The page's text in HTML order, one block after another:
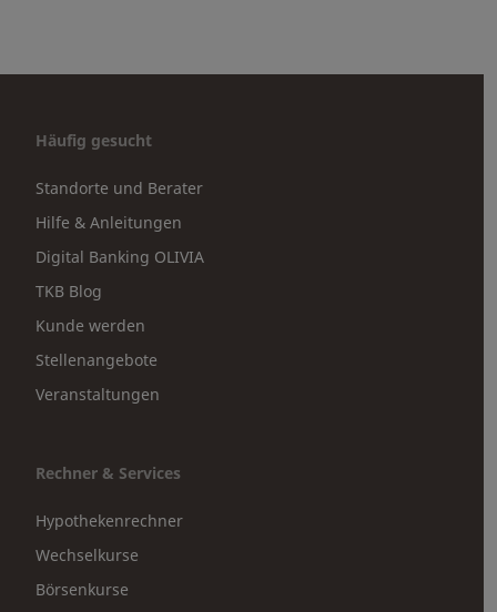
Häufig gesucht
Standorte und Berater
Hilfe & Anleitungen
Digital Banking OLIVIA
TKB Blog
Kunde werden
Stellenangebote
Veranstaltungen
Rechner & Services
Hypothekenrechner
Wechselkurse
Börsenkurse